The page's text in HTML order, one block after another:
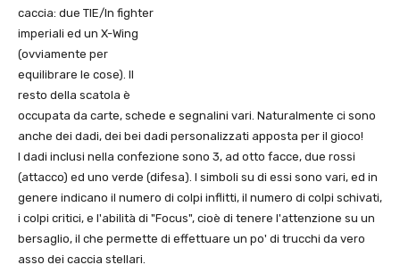
caccia: due TIE/In fighter
imperiali ed un X-Wing
(ovviamente per
equilibrare le cose). Il
resto della scatola è
occupata da carte, schede e segnalini vari. Naturalmente ci sono
anche dei dadi, dei bei dadi personalizzati apposta per il gioco!
I dadi inclusi nella confezione sono 3, ad otto facce, due rossi
(attacco) ed uno verde (difesa). I simboli su di essi sono vari, ed in
genere indicano il numero di colpi inflitti, il numero di colpi schivati,
i colpi critici, e l'abilità di "Focus", cioè di tenere l'attenzione su un
bersaglio, il che permette di effettuare un po' di trucchi da vero
asso dei caccia stellari.